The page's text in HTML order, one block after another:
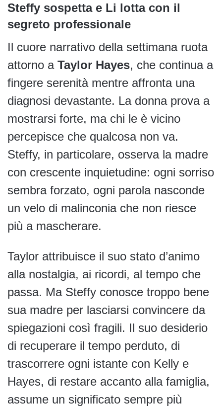
Steffy sospetta e Li lotta con il
segreto professionale
Il cuore narrativo della settimana ruota
attorno a Taylor Hayes, che continua a
fingere serenità mentre affronta una
diagnosi devastante. La donna prova a
mostrarsi forte, ma chi le è vicino
percepisce che qualcosa non va.
Steffy, in particolare, osserva la madre
con crescente inquietudine: ogni sorriso
sembra forzato, ogni parola nasconde
un velo di malinconia che non riesce
più a mascherare.
Taylor attribuisce il suo stato d’animo
alla nostalgia, ai ricordi, al tempo che
passa. Ma Steffy conosce troppo bene
sua madre per lasciarsi convincere da
spiegazioni così fragili. Il suo desiderio
di recuperare il tempo perduto, di
trascorrere ogni istante con Kelly e
Hayes, di restare accanto alla famiglia,
assume un significato sempre più